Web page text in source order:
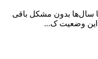
سال‌ها بدون مشکل باقی
این وضعیت ک...